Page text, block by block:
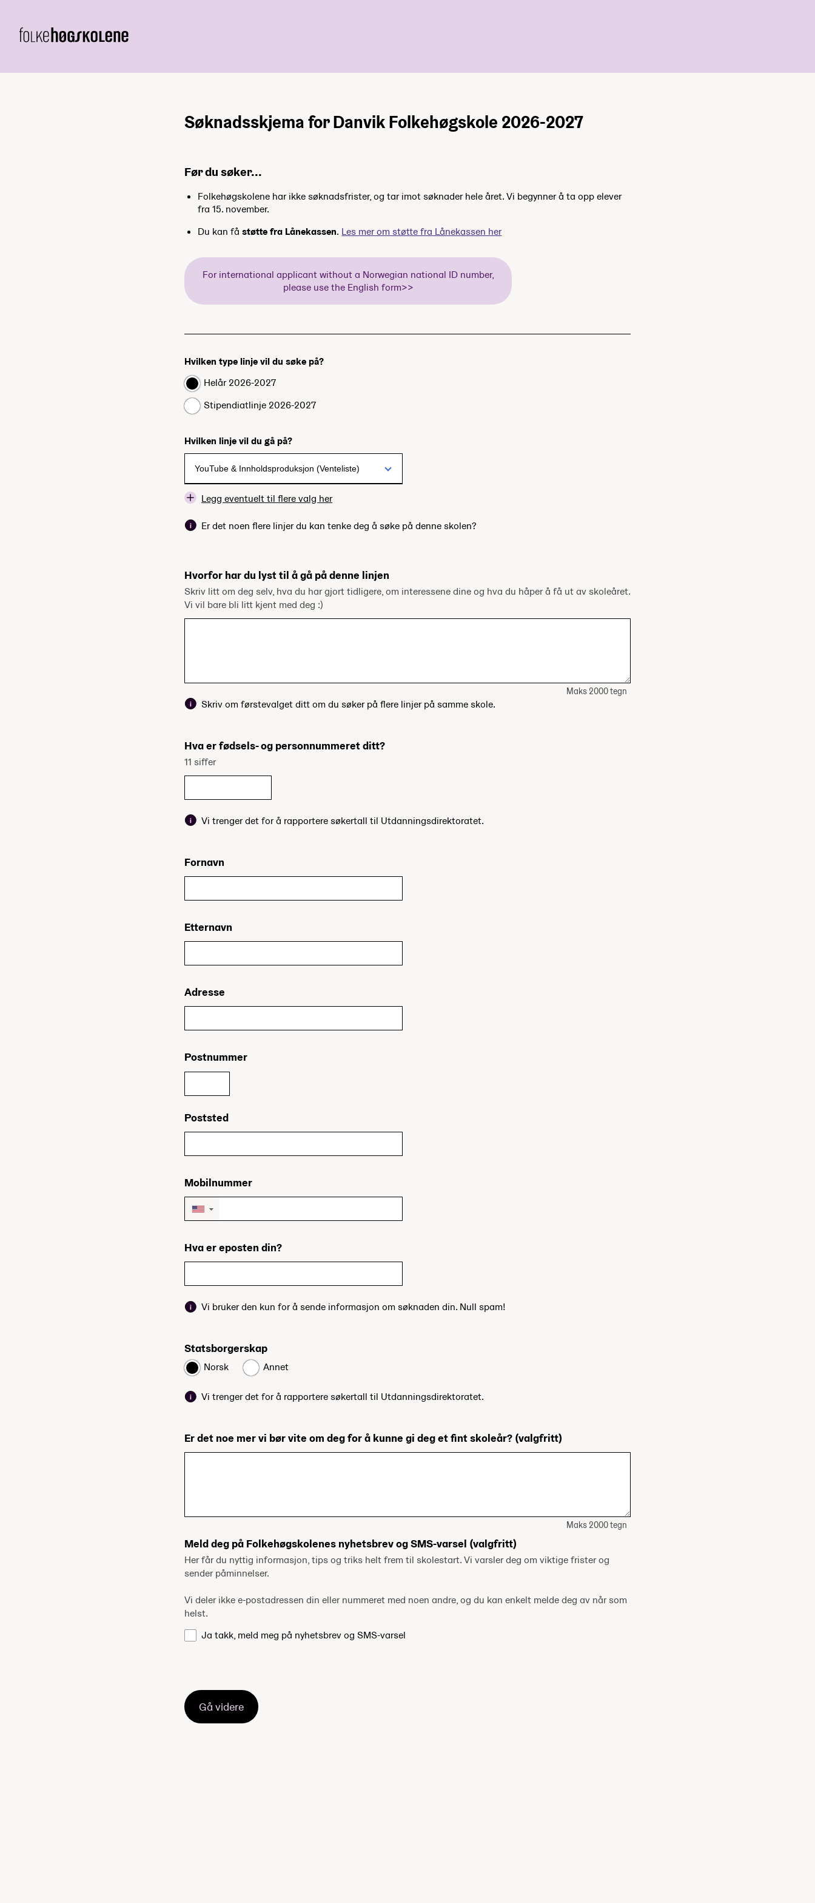
Søknadsskjema for Danvik Folkehøgskole 2026-2027
Før du søker...
Folkehøgskolene har ikke søknadsfrister, og tar imot søknader hele året. Vi begynner å ta opp elever
fra 15. november.
Du kan fåstøtte fra Lånekassen. Les mer om støtte fra Lånekassen her
For international applicant without a Norwegian national ID number,
please use the English form>>
Hvilken type linje vil du søke på?
Helår 2026-2027
Stipendiatlinje 2026-2027
Hvilken linje vil du gå på?
Legg eventuelt til flere valg her
Er det noen flere linjer du kan tenke deg å søke på denne skolen?
Hvorfor har du lyst til å gå på denne linjen
Skriv litt om deg selv, hva du har gjort tidligere, om interessene dine og hva du håper å få ut av skoleåret.
Vi vil bare bli litt kjent med deg :)
Maks 2000 tegn
Skriv om førstevalget ditt om du søker på flere linjer på samme skole.
Hva er fødsels- og personnummeret ditt?
11 siffer
Vi trenger det for å rapportere søkertall til Utdanningsdirektoratet.
Fornavn
Etternavn
Adresse
Postnummer
Poststed
Mobilnummer
▼
Hva er eposten din?
Vi bruker den kun for å sende informasjon om søknaden din. Null spam!
Statsborgerskap
Norsk Annet
Vi trenger det for å rapportere søkertall til Utdanningsdirektoratet.
Er det noe mer vi bør vite om deg for å kunne gi deg et fint skoleår? (valgfritt)
Maks 2000 tegn
Meld deg på Folkehøgskolenes nyhetsbrev og SMS-varsel (valgfritt)
Her får du nyttig informasjon, tips og triks helt frem til skolestart. Vi varsler deg om viktige frister og
sender påminnelser.
Vi deler ikke e-postadressen din eller nummeret med noen andre, og du kan enkelt melde deg av når som
helst.
Ja takk, meld meg på nyhetsbrev og SMS-varsel
Gå videre